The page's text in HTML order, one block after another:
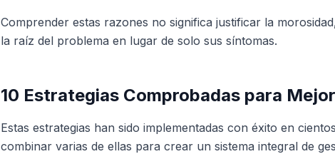
Comprender estas razones no significa justificar la
la raíz del problema en lugar de solo sus síntomas.
10 Estrategias Comprobadas para
Estas estrategias han sido implementadas con éxito en
combinar varias de ellas para crear un sistema integral de